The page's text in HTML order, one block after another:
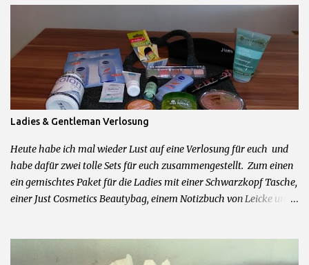
e
Ladies & Gentleman Verlosung
Heute habe ich mal wieder Lust auf eine Verlosung für euch und
habe dafür zwei tolle Sets für euch zusammengestellt. Zum einen
ein gemischtes Paket für die Ladies mit einer Schwarzkopf Tasche,
einer Just Cosmetics Beautybag, einem Notizbuch von Leicke und